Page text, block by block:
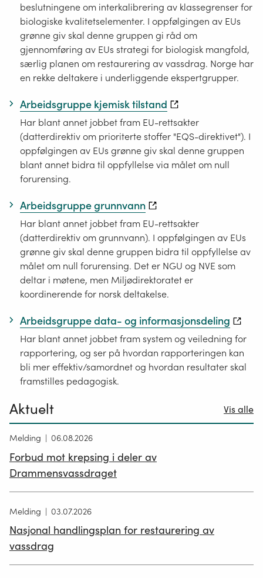
beslutningene om interkalibrering av klassegrenser for
biologiske kvalitetselementer. I oppfølgingen av EUs
grønne giv skal denne gruppen gi råd om
gjennomføring av EUs strategi for biologisk mangfold,
særlig planen om restaurering av vassdrag. Norge har
en rekke deltakere i underliggende ekspertgrupper.
Arbeidsgruppe kjemisk tilstand
Har blant annet jobbet fram EU-rettsakter
(datterdirektiv om prioriterte stoffer "EQS-direktivet"). I
oppfølgingen av EUs grønne giv skal denne gruppen
blant annet bidra til oppfyllelse via målet om null
forurensing.
Arbeidsgruppe grunnvann
Har blant annet jobbet fram EU-rettsakter
(datterdirektiv om grunnvann). I oppfølgingen av EUs
grønne giv skal denne gruppen bidra til oppfyllelse av
målet om null forurensing. Det er NGU og NVE som
deltar i møtene, men Miljødirektoratet er
koordinerende for norsk deltakelse.
Arbeidsgruppe data- og informasjonsdeling
Har blant annet jobbet fram system og veiledning for
rapportering, og ser på hvordan rapporteringen kan
bli mer effektiv/samordnet og hvordan resultater skal
framstilles pedagogisk.
Aktuelt Vis alle
Melding 06.08.2026
Forbud mot krepsing i deler av
Drammensvassdraget
Melding 03.07.2026
Nasjonal handlingsplan for restaurering av
vassdrag